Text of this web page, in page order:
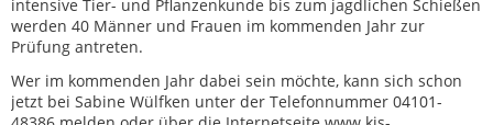
intensive Tier- und Pflanzenkunde bis zum jagdlichen Schießen
werden 40 Männer und Frauen im kommenden Jahr zur
Prüfung antreten.
Wer im kommenden Jahr dabei sein möchte, kann sich schon
jetzt bei Sabine Wülfken unter der Telefonnummer 04101-